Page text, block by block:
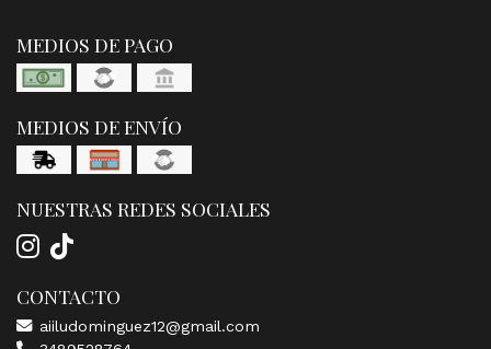
MEDIOS DE PAGO
MEDIOS DE ENVÍO
NUESTRAS REDES SOCIALES
CONTACTO
aiiludominguez12@gmail.com